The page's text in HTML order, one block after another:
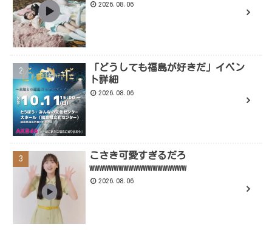
2026.08.06
「どうしても福島が好きだ」イベン
ト詳細
2026.08.06
こさき可愛すぎるだろ
wwwwwwwwwwwwwwwwwwww
2026.08.06